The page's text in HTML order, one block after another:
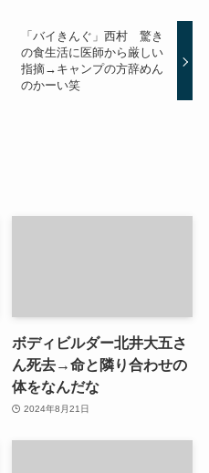
「バイきんぐ」西村 驚き
の食生活に医師から厳しい
指摘→キャンプの方辞めん
のかーい笑
ボディビルダー北井大五さ
ん死去→命と隣り合わせの
体をなんだな
2024年8月21日